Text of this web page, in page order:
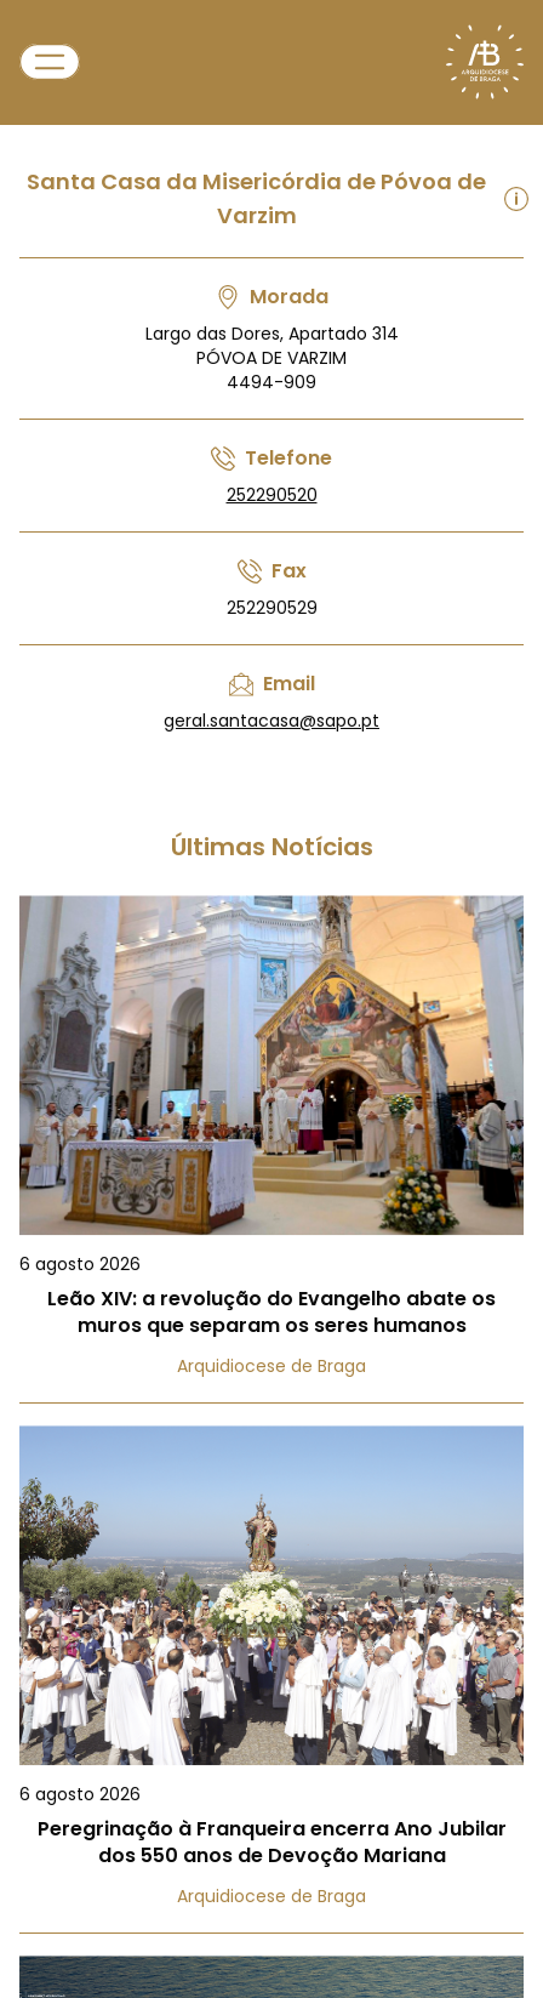
Santa Casa da Misericórdia de Póvoa de
Varzim
Morada
Largo das Dores, Apartado 314
PÓVOA DE VARZIM
4494-909
Telefone
252290520
Fax
252290529
Email
geral.santacasa@sapo.pt
Últimas Notícias
6 agosto 2026
Leão XIV: a revolução do Evangelho abate os
muros que separam os seres humanos
Arquidiocese de Braga
6 agosto 2026
Peregrinação à Franqueira encerra Ano Jubilar
dos 550 anos de Devoção Mariana
Arquidiocese de Braga